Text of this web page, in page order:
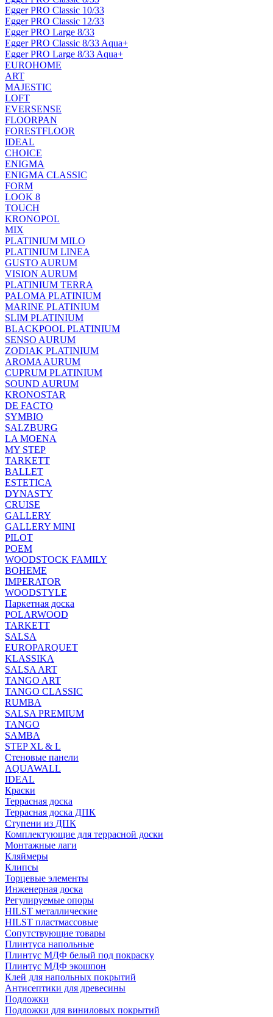
Egger PRO Classic 10/33
Egger PRO Classic 12/33
Egger PRO Large 8/33
Egger PRO Classic 8/33 Aqua+
Egger PRO Large 8/33 Aqua+
EUROHOME
ART
MAJESTIC
LOFT
EVERSENSE
FLOORPAN
FORESTFLOOR
IDEAL
CHOICE
ENIGMA
ENIGMA CLASSIC
FORM
LOOK 8
TOUCH
KRONOPOL
MIX
PLATINIUM MILO
PLATINIUM LINEA
GUSTO AURUM
VISION AURUM
PLATINIUM TERRA
PALOMA PLATINIUM
MARINE PLATINIUM
SLIM PLATINIUM
BLACKPOOL PLATINIUM
SENSO AURUM
ZODIAK PLATINIUM
AROMA AURUM
CUPRUM PLATINIUM
SOUND AURUM
KRONOSTAR
DE FACTO
SYMBIO
SALZBURG
LA MOENA
MY STEP
TARKETT
BALLET
ESTETICA
DYNASTY
CRUISE
GALLERY
GALLERY MINI
PILOT
POEM
WOODSTOCK FAMILY
BOHEME
IMPERATOR
WOODSTYLE
Паркетная доска
POLARWOOD
TARKETT
SALSA
EUROPARQUET
KLASSIKA
SALSA ART
TANGO ART
TANGO CLASSIC
RUMBA
SALSA PREMIUM
TANGO
SAMBA
STEP XL & L
Стеновые панели
AQUAWALL
IDEAL
Краски
Террасная доска
Террасная доска ДПК
Ступени из ДПК
Комплектующие для террасной доски
Монтажные лаги
Кляймеры
Клипсы
Торцевые элементы
Инженерная доска
Регулируемые опоры
HILST металлические
HILST пластмассовые
Сопутствующие товары
Плинтуса напольные
Плинтус МДФ белый под покраску
Плинтус МДФ экошпон
Клей для напольных покрытий
Антисептики для древесины
Подложки
Подложки для виниловых покрытий